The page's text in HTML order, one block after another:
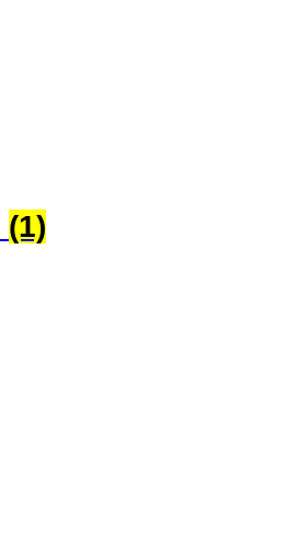
(1)